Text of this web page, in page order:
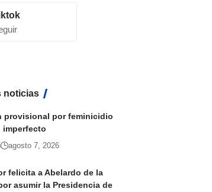
noticias
provisional por feminicidio
agosto 7, 2026
felicita a Abelardo de la
asumir la Presidencia de